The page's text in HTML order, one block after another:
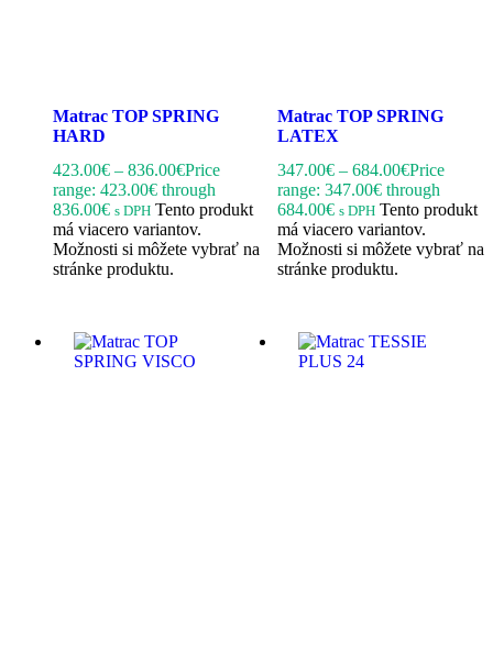
Matrac TOP SPRING
HARD
423.00€ – 836.00€Price
range: 423.00€ through
836.00€ s DPH Tento produkt
má viacero variantov.
Možnosti si môžete vybrať na
stránke produktu.
Matrac TOP SPRING
LATEX
347.00€ – 684.00€Price
range: 347.00€ through
684.00€ s DPH Tento produkt
má viacero variantov.
Možnosti si môžete vybrať na
stránke produktu.